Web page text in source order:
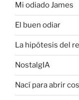
Mi odiado James
El buen odiar
La hipótesis del
NostalgIA
Nací para abrir